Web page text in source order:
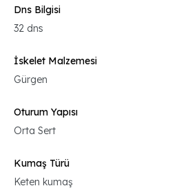
Dns Bilgisi
32 dns
İskelet Malzemesi
Gürgen
Oturum Yapısı
Orta Sert
Kumaş Türü
Keten kumaş